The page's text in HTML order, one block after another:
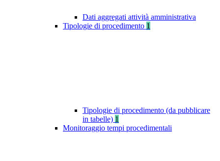
Dati aggregati attività amministrativa
Tipologie di procedimento 1
Tipologie di procedimento (da pubblicare
in tabelle) 1
Monitoraggio tempi procedimentali